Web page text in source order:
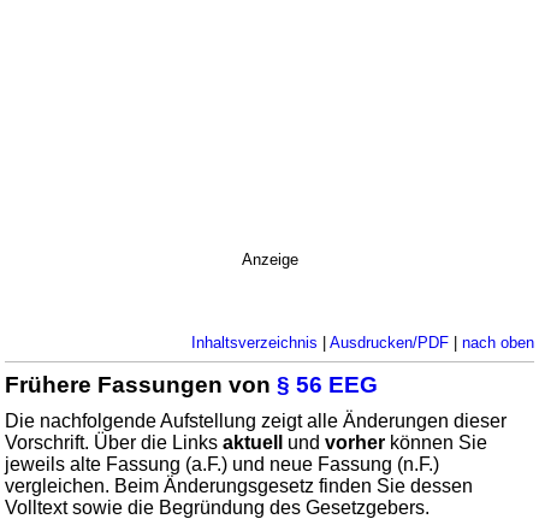
Anzeige
Inhaltsverzeichnis | Ausdrucken/PDF| nach oben
Frühere Fassungen von§ 56 EEG
Die nachfolgende Aufstellung zeigt alle Änderungen dieser
Vorschrift. Über die Linksaktuell undvorher können Sie
jeweils alte Fassung (a.F.) und neue Fassung (n.F.)
vergleichen. Beim Änderungsgesetz finden Sie dessen
Volltext sowie die Begründung des Gesetzgebers.